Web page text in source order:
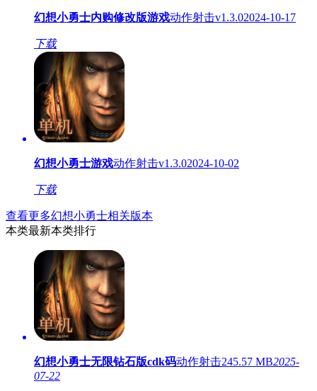
幻想小勇士内购修改版游戏动作射击v1.3.02024-10-17
下载
幻想小勇士游戏动作射击v1.3.02024-10-02
下载
查看更多幻想小勇士相关版本
本类最新本类排行
幻想小勇士无限钻石版cdk码动作射击245.57 MB2025-
07-22